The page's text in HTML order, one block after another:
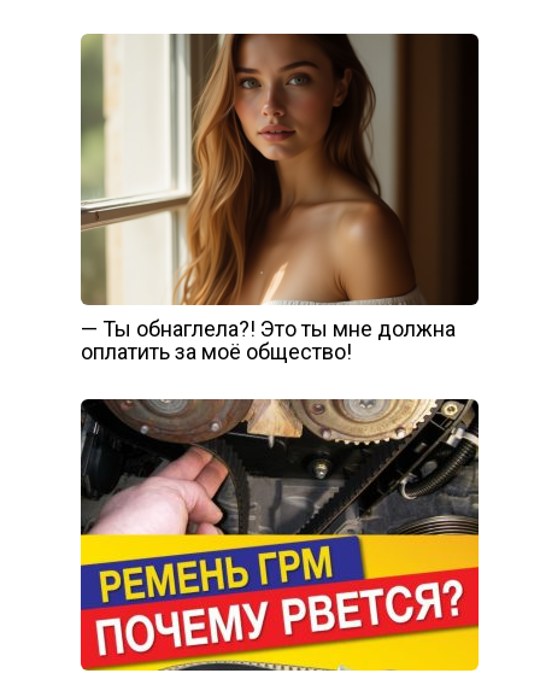
— Ты обнаглела?! Это ты мне должна
оплатить за моё общество!